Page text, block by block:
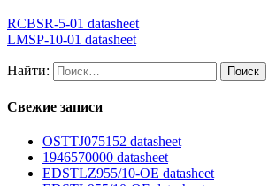
RCBSR-5-01 datasheet
LMSP-10-01 datasheet
Найти:
Свежие записи
OSTTJ075152 datasheet
1946570000 datasheet
EDSTLZ955/10-OE datasheet